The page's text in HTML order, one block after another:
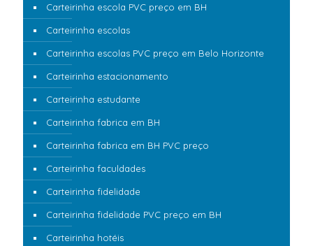
Carteirinha escola PVC preço em BH
Carteirinha escolas
Carteirinha escolas PVC preço em Belo Horizonte
Carteirinha estacionamento
Carteirinha estudante
Carteirinha fabrica em BH
Carteirinha fabrica em BH PVC preço
Carteirinha faculdades
Carteirinha fidelidade
Carteirinha fidelidade PVC preço em BH
Carteirinha hotéis